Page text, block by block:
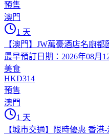
預售
澳門
1 天
【澳門】JW萬豪酒店名廚都
最早預訂日期：2026年08月
美食
HKD314
預售
澳門
1 天
【城市交通】限時優惠 香